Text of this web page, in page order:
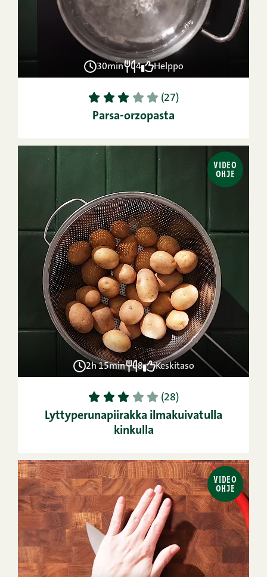
30min 4 Helppo
1 2 3 4 5 (27)
Parsa-orzopasta
VIDEO
OHJE
2h 15min 8 Keskitaso
1 2 3 4 5 (28)
Lyttyperunapiirakka ilmakuivatulla
kinkulla
VIDEO
OHJE